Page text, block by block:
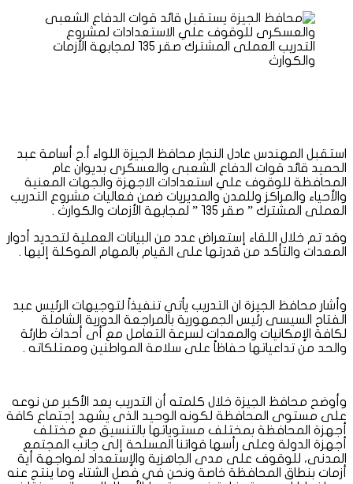
استقبل المهندس عادل النجار محافظ الجيزة اللواء أ.ح أسامة عبد
الحميد قائد قوات الدفاع الشعبى والعسكرى بديوان عام
المحافظة للوقوف علي استعدادات الاجهزة والجهات المعنية
والأحياء والمراكز وللمدن والمديريات ضمن فعاليات مشروع التدريب
العملى المشترك ” صقر ١٣٥ ” لمجابهة الأزمات والكوارث .
وقد تم خلال اللقاء إستعراض عدد من البيانات العملية لتحديد أدوار
المعدات والتأكد من قدرتها على القيام بالمهام الموكلة إليها .
وأشار محافظ الجيزة ان التدريب يأتي تنفيذاً لتوجيهات الرئيس عبد
الفتاح السيسى رئيس الجمهورية بالمراجعة الدورية الشاملة
لكافة الإمكانيات والمعدات لسرعة التعامل مع أى أحداث طارئة
والحد من تداعياتها حفاظاً على سلامة المواطنين وممتلكاته .
وأوضح محافظ الجيزة خلال كلمته أن التدريب يعد الأكبر من نوعه
على مستوى المحافظة لكونه الوحيد الذى يشهد إجتماع كافة
أجهزة المحافظة بمختلف مستوياتها بالتنسيق مع مختلف
أجهزة الدولة وعلى رأسها قواتنا المسلحة إلى جانب المجتمع
المدنى، للوقوف على مدى الجاهزية والإستعداد لمواجهة أية
أزمات بنطاق المحافظة خاصة ونحن في فصل الشتاء وما ينتج عنه